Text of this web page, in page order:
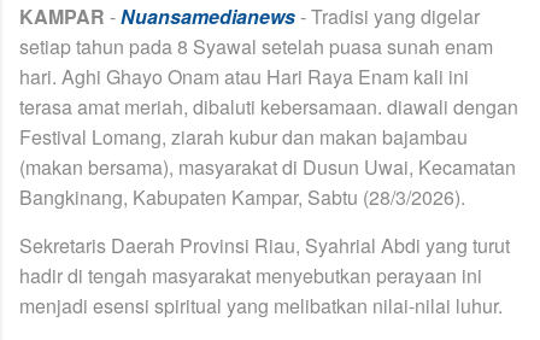
KAMPAR -Nuansamedianews-Tradisi yang digelar
setiap tahun pada 8 Syawal setelah puasa sunah enam
hari. Aghi Ghayo Onam atau Hari Raya Enam kali ini
terasa amat meriah, dibaluti kebersamaan. diawali dengan
Festival Lomang, ziarah kubur dan makan bajambau
(makan bersama), masyarakat di Dusun Uwai, Kecamatan
Bangkinang, Kabupaten Kampar, Sabtu (28/3/2026).
Sekretaris Daerah Provinsi Riau, Syahrial Abdi yang turut
hadir di tengah masyarakat menyebutkan perayaan ini
menjadi esensi spiritual yang melibatkan nilai-nilai luhur.